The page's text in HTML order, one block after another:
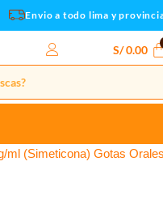
Envio a todo lima y provincias
S/0.00
Frasco
cantidad